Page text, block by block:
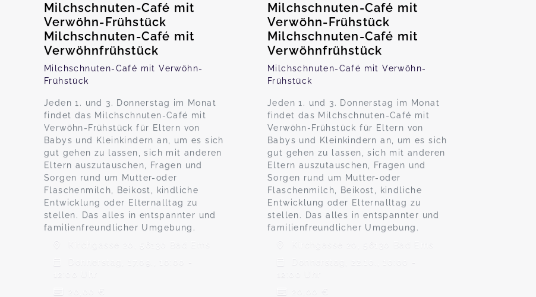
Milchschnuten-Café mit
Verwöhn-Frühstück
Milchschnuten-Café mit
Verwöhnfrühstück
Milchschnuten-Café mit Verwöhn-
Frühstück
Jeden 1. und 3. Donnerstag im Monat
findet das Milchschnuten-Café mit
Verwöhn-Frühstück für Eltern von
Babys und Kleinkindern an, um es sich
gut gehen zu lassen, sich mit anderen
Eltern auszutauschen, Fragen und
Sorgen rund um Mutter-oder
Flaschenmilch, Beikost, kindliche
Entwicklung oder Elternalltag zu
stellen. Das alles in entspannter und
familienfreundlicher Umgebung.
Kirchgasse 20, 56130 Bad Ems
Donnerstag, 17.09., 10:00 -
12:00 Uhr
20,00 €
Milchschnuten-Café mit
Verwöhn-Frühstück
Milchschnuten-Café mit
Verwöhnfrühstück
Milchschnuten-Café mit Verwöhn-
Frühstück
Jeden 1. und 3. Donnerstag im Monat
findet das Milchschnuten-Café mit
Verwöhn-Frühstück für Eltern von
Babys und Kleinkindern an, um es sich
gut gehen zu lassen, sich mit anderen
Eltern auszutauschen, Fragen und
Sorgen rund um Mutter-oder
Flaschenmilch, Beikost, kindliche
Entwicklung oder Elternalltag zu
stellen. Das alles in entspannter und
familienfreundlicher Umgebung.
Kirchgasse 20, 56130 Bad Ems
Donnerstag, 22.10., 10:00 -
12:00 Uhr
20,00 €